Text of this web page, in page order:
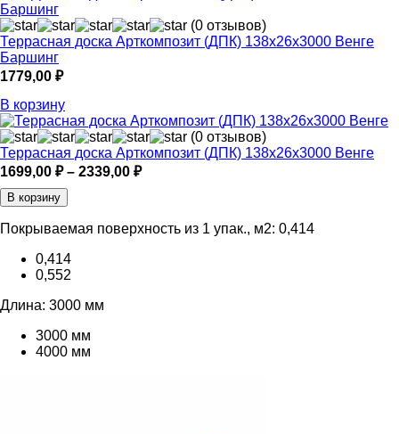
(0 отзывов)
Террасная доска Арткомпозит (ДПК) 138х26х3000 Венге
Баршинг
1779,00 ₽
В корзину
(0 отзывов)
Террасная доска Арткомпозит (ДПК) 138х26х3000 Венге
1699,00 ₽ – 2339,00 ₽Диапазон
2339,00 ₽
В корзину
Покрываемая поверхность из 1 упак., м2: 0,414
0,414
0,552
Длина: 3000 мм
3000 мм
4000 мм